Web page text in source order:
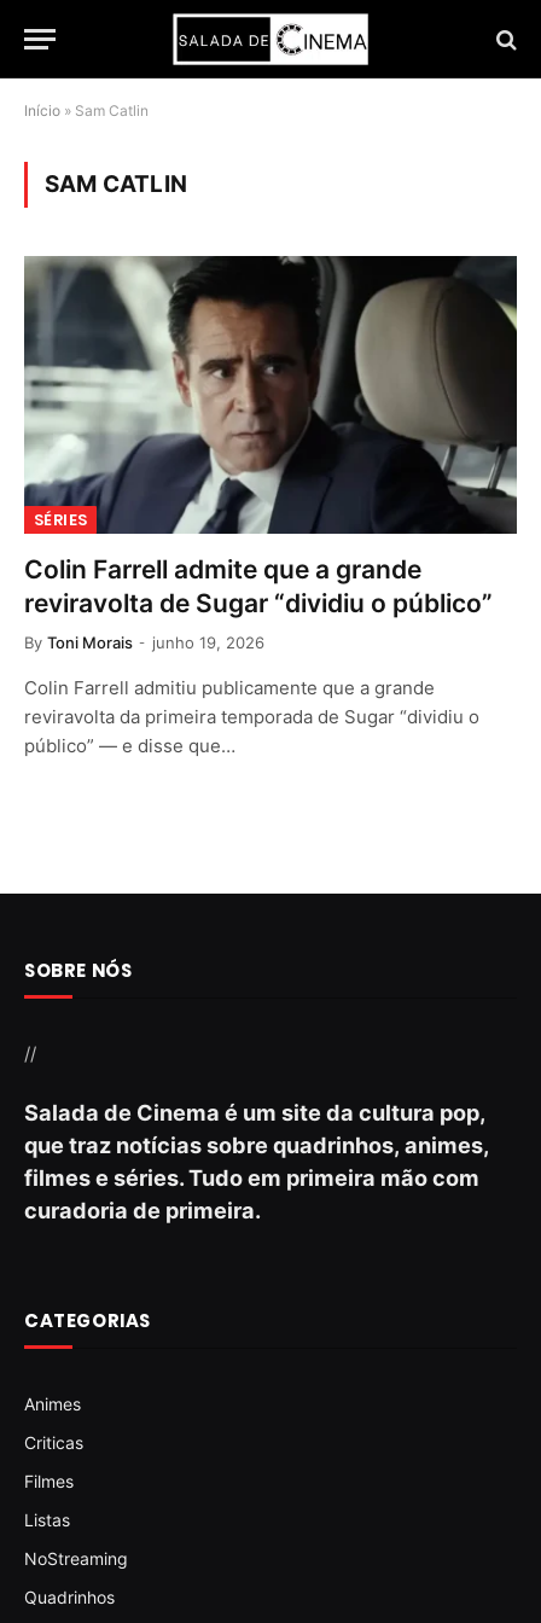
Início » Sam Catlin
SAM CATLIN
SÉRIES
Colin Farrell admite que a grande
reviravolta de Sugar “dividiu o público”
By Toni Morais junho 19, 2026
Colin Farrell admitiu publicamente que a grande
reviravolta da primeira temporada de Sugar “dividiu o
público” — e disse que…
SOBRE NÓS
//
Salada de Cinema é um site da cultura pop,
que traz notícias sobre quadrinhos, animes,
filmes e séries. Tudo em primeira mão com
curadoria de primeira.
CATEGORIAS
Animes
Criticas
Filmes
Listas
NoStreaming
Quadrinhos